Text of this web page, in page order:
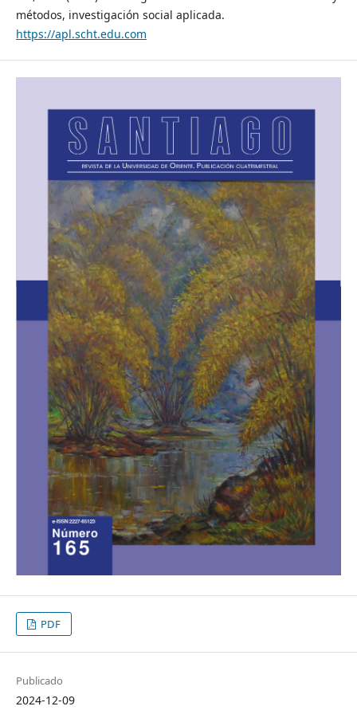
métodos, investigación social aplicada.
https://apl.scht.edu.com
PDF
Publicado
2024-12-09